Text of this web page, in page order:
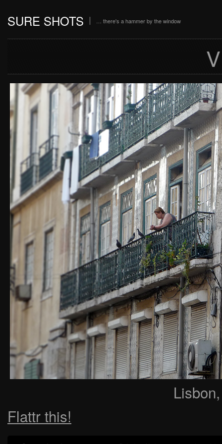
SURE SHOTS … there's a hammer by the window
Flattr this!